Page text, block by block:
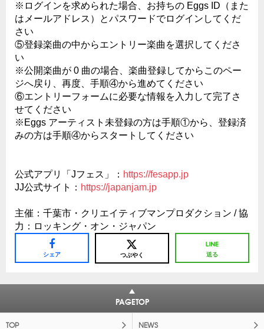
※ログインを求められた場合、お持ちの Eggs ID（また
はメールアドレス）とパスワードでログインしてくだ
さい
⑤登録楽曲の中からエントリー楽曲を選択してくださ
い
※公開楽曲が 0 曲の場合、楽曲登録してからこのペー
ジへ戻り、再度、手順④から進めてください
⑥エントリーフォームに必要な情報を入力して完了さ
せてください
※Eggs アーティスト未登録の方は手順①から、登録済
みの方は手順④からスタートしてください
公式アプリ「Jフェス」： https://fesapp.jp
JJ公式サイト： https://japanjam.jp
主催：千葉市・クリエイティブマンプロダクション / 協
力：ロッキング・オン・ジャパン
シェア つぶやく 送る
PAGETOP
TOP NEWS